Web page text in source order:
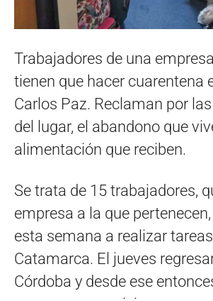
Trabajadores de una
tienen que hacer cuarentena
Carlos Paz. Reclaman por
del lugar, el abandono que
alimentación que reciben.
Se trata de 15 trabajadores,
empresa a la que
esta semana a realizar
Catamarca. El jueves
Córdoba y desde ese